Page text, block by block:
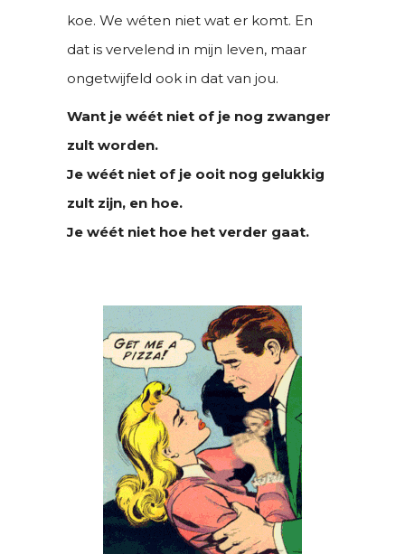
koe. We wéten niet wat er komt. En
dat is vervelend in mijn leven, maar
ongetwijfeld ook in dat van jou.
Want je wéét niet of je nog zwanger
zult worden.
Je wéét niet of je ooit nog gelukkig
zult zijn, en hoe.
Je wéét niet hoe het verder gaat.